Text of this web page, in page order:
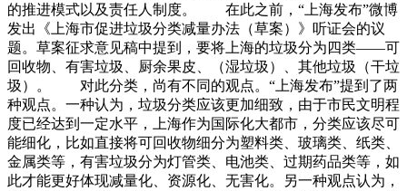
的推进模式以及责任人制度。 在此之前，“上海发布”微博
发出《上海市促进垃圾分类减量办法（草案）》听证会的议
题。草案征求意见稿中提到，要将上海的垃圾分为四类——可
回收物、有害垃圾、厨余果皮、（湿垃圾）、其他垃圾（干垃
圾）。 对此分类，尚有不同的观点。“上海发布”提到了两
种观点。一种认为，垃圾分类应该更加细致，由于市民文明程
度已经达到一定水平，上海作为国际化大都市，分类应该尽可
能细化，比如直接将可回收物细分为塑料类、玻璃类、纸类、
金属类等，有害垃圾分为灯管类、电池类、过期药品类等，如
此才能更好体现减量化、资源化、无害化。另一种观点认为，